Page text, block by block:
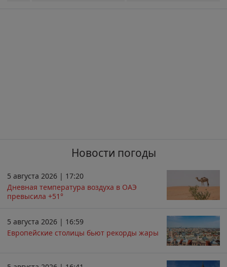
Новости погоды
5 августа 2026 | 17:20
Дневная температура воздуха в ОАЭ
превысила +51°
5 августа 2026 | 16:59
Европейские столицы бьют рекорды жары